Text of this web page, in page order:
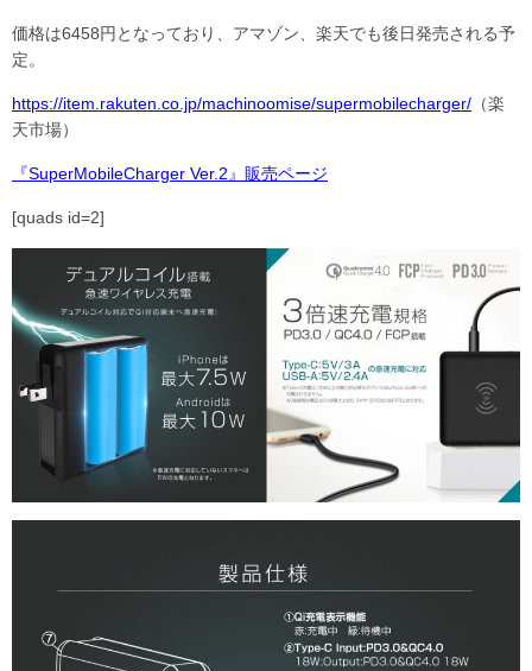
価格は6458円となっており、アマゾン、楽天でも後日発売される予
定。
https://item.rakuten.co.jp/machinoomise/supermobilecharger/ （楽
天市場）
『SuperMobileCharger Ver.2』販売ページ
[quads id=2]